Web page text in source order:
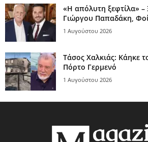
«Η απόλυτη ξεφτίλα» –
Γιώργου Παπαδάκη,
1 Αυγούστου 2026
Τάσος Χαλκιάς: Κάηκε
Πόρτο Γερμενό
1 Αυγούστου 2026